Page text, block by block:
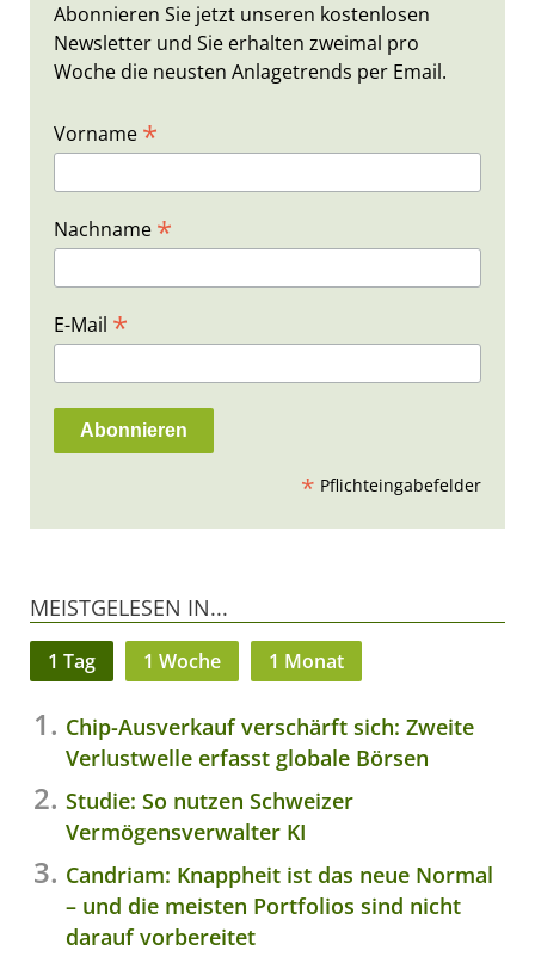
Abonnieren Sie jetzt unseren kostenlosen
Newsletter und Sie erhalten zweimal pro
Woche die neusten Anlagetrends per Email.
Vorname *
Nachname *
E-Mail *
* Pflichteingabefelder
MEISTGELESEN IN...
1 Tag 1 Woche 1 Monat
Chip-Ausverkauf verschärft sich: Zweite
Verlustwelle erfasst globale Börsen
Studie: So nutzen Schweizer
Vermögensverwalter KI
Candriam: Knappheit ist das neue Normal
– und die meisten Portfolios sind nicht
darauf vorbereitet